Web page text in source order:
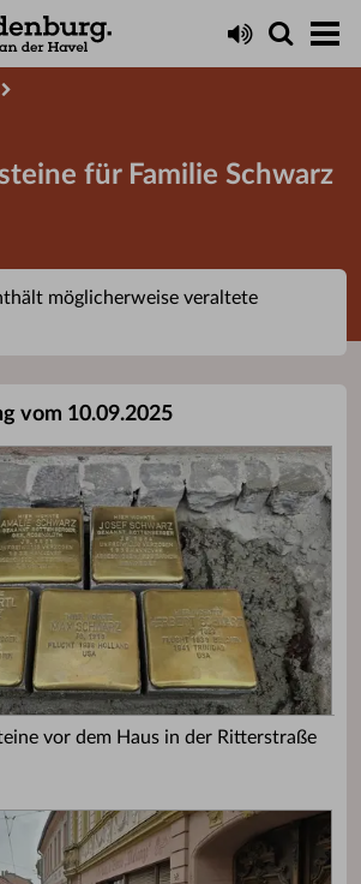
für Familie Schwarz
möglicherweise veraltete
vom 10.09.2025
vor dem Haus in der Ritterstraße